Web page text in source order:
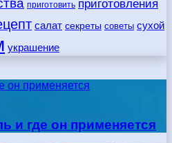
приготовить приготовления
салат секреты советы сухой
украшение
он применяется
и где он применяется